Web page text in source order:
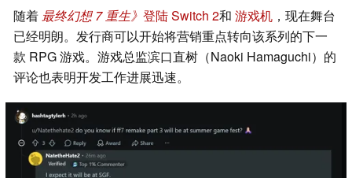
随着最终幻想 7 重生》 登陆 Switch 2和 游戏机 ，现在舞台
已经明朗。发行商可以开始将营销重点转向该系列的下一
款 RPG 游戏。游戏总监滨口直树（Naoki Hamaguchi）的
评论也表明开发工作进展迅速。